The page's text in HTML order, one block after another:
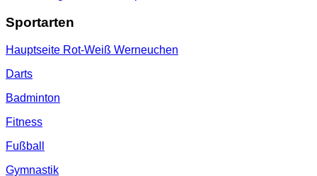
Sportarten
Hauptseite Rot-Weiß Werneuchen
Darts
Badminton
Fitness
Fußball
Gymnastik